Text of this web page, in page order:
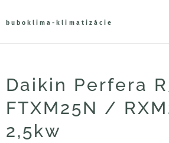
buboklima-klimatizácie
Daikin Perfera
FTXM25N /
2,5kw